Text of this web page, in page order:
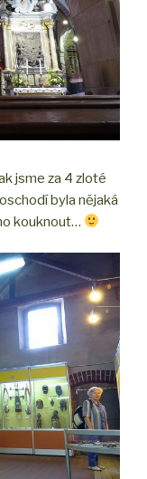
jsme za 4 zloté
byla nějaká
kouknout…